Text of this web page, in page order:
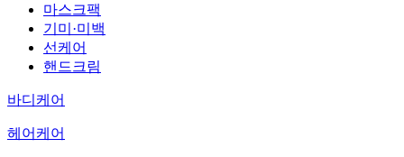
마스크팩
기미·미백
선케어
핸드크림
바디케어
헤어케어